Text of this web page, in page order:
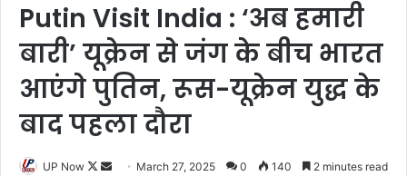
Putin Visit India : ‘अब हमारी
बारी’ यूक्रेन से जंग के बीच भारत
आएंगे पुतिन, रूस-यूक्रेन युद्ध के
बाद पहला दौरा
UP Now
Follow
Send March 27, 2025 0 140 2 minutes read